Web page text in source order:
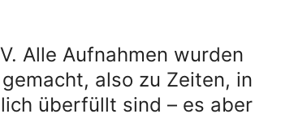
Alle Aufnahmen wurden
also zu Zeiten, in
überfüllt sind – es aber